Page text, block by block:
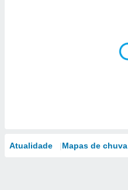
Atualidade Mapas de chuva